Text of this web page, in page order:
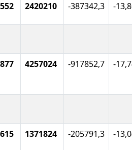
2420210 -387342,3 -
4257024 -917852,7 -
1371824 -205791,3 -